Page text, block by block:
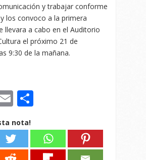
y trabajar conforme
los convoco a la primera
llevara a cabo en el Auditorio
el próximo 21 de
9:30 de la mañana.
Email
nota!